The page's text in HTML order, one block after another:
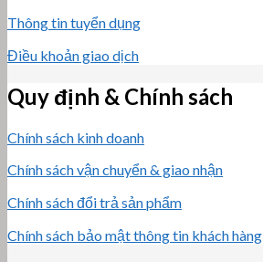
Thông tin tuyển dụng
Điều khoản giao dịch
Quy định & Chính sách
Chính sách kinh doanh
Chính sách vận chuyển & giao nhận
Chính sách đổi trả sản phẩm
Chính sách bảo mật thông tin khách hàng